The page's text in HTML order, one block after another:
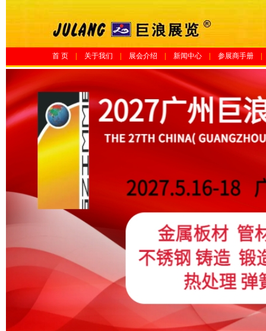
首 页 关于我们 展会介绍 新闻中心 参展商手册|